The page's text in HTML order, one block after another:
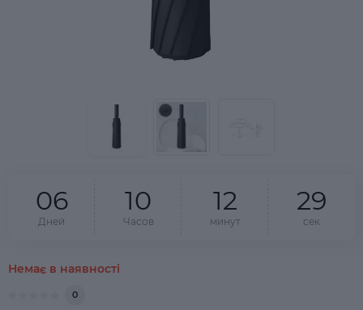
06
Дней
10
Часов
12
минут
29
сек
Немає в наявності
0